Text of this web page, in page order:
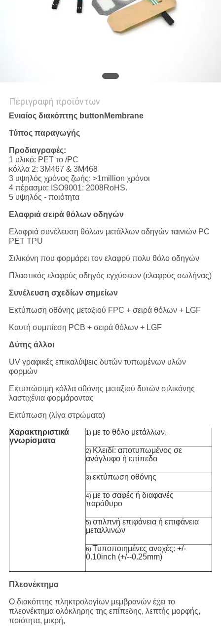
Περιγραφή προϊόντων
Ενιαίος διακόπτης buttonMembrane
Τύπος παραγωγής
Προδιαγραφές:
1 υλικό: PET το /PC
κόλλα 2: 3M467 & 3M468
3 υψηλός χρόνος ζωής: >1million χρόνοι
4 πέρασμα: ISO9001: 2008RoHS.
5 υψηλός - ποιότητα
Ελαφριά σειρά θόλων οδηγών
Ελαφριά συνέλευση θόλων μετάλλων οδηγών ταινιών PC
PET TPU
Σιλικόνη που φορμάρει τον ελαφρύ πολυ θόλο οδηγών
Πλαστικός ελαφρύς οδηγός εγχύσεων (ελαφρύς σωλήνας)
Συνέλευση σχεδίων σημείων
Εκτύπωση οθόνης μεταξιού FPC + σειρά θόλων + LGF
Καυτή συμπίεση PCB + σειρά θόλων + LGF
Δύτης άλλοι
UV γραφικές επικαλύψεις δυτών τυπωμένων υλών
φορμών
Εκτυπώσιμη κόλλα οθόνης μεταξιού δυτών σιλικόνης
λαστιχένια φορμάροντας
Εκτύπωση (λίγα στρώματα)
Χαρακτηριστικά
γνωρίσματα
1) με το θόλο μετάλλων,
2) Κλειδί: αποτυπωμένος σε
ανάγλυφο ή επίπεδο
3) εκτύπωση οθόνης
4) με το σαφές ή διαφανές
παράθυρο
5) στιλπνή επιφάνεια ή επιφάνεια
μεταλλινών
6) Τυποποιημένες ανοχές: +/-
0.10inch (+/--0.25mm)
Πλεονέκτημα
Ο διακόπτης πληκτρολογίων μεμβρανών έχει το
πλεονέκτημα ολόκληρης της επίπεδης, λεπτής μορφής,
ποιότητα, μικρή,